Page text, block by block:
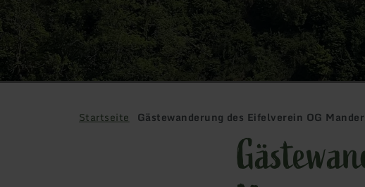
Startseite Gästewanderung des Eifelverein OG